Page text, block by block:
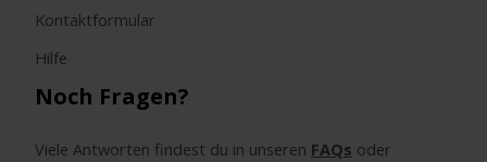
Noch Fragen?
Viele Antworten findest du in unseren FAQs oder
Kontaktformular
Hilfe